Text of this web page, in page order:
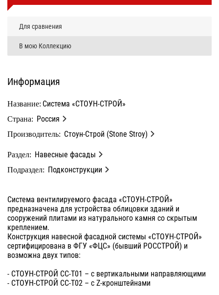
Для сравнения
В мою Коллекцию
Информация
Название: Система «СТОУН-СТРОЙ»
Страна: Россия
Производитель: Стоун-Строй (Stone Stroy)
Раздел: Навесные фасады
Подраздел: Подконструкции
Система вентилируемого фасада «СТОУН-СТРОЙ»
предназначена для устройства облицовки зданий и
сооружений плитами из натурального камня со скрытым
креплением.
Конструкция навесной фасадной системы «СТОУН-СТРОЙ»
сертифицирована в ФГУ «ФЦС» (бывший РОССТРОЙ) и
возможна двух типов:
- СТОУН-СТРОЙ СС-Т01 – с вертикальными направляющими
- СТОУН-СТРОЙ СС-Т02 – с Z-кронштейнами